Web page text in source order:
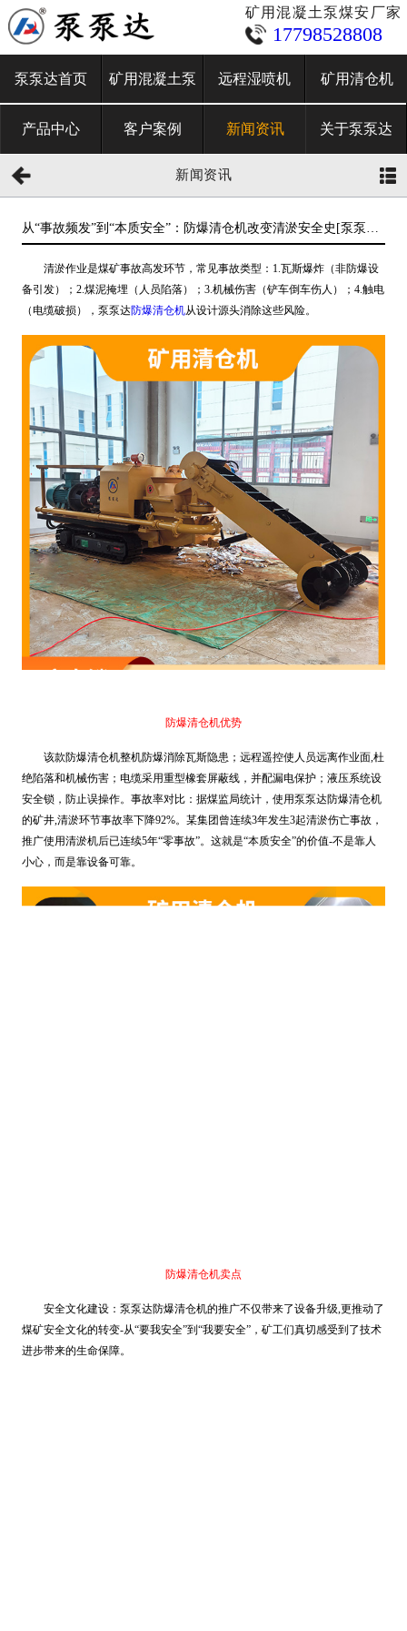
矿用混凝土泵煤安厂家
17798528808
泵泵达首页 矿用混凝土泵 远程湿喷机 矿用清仓机
产品中心 客户案例 新闻资讯 关于泵泵达
新闻资讯
从“事故频发”到“本质安全”：防爆清仓机改变清淤安全史[泵泵
清淤作业是煤矿事故高发环节，常见事故类型：1.瓦斯爆炸（非防爆设
备引发）；2.煤泥掩埋（人员陷落）；3.机械伤害（铲车倒车伤人）；4.触电
（电缆破损），泵泵达防爆清仓机从设计源头消除这些风险。
防爆清仓机优势
该款防爆清仓机整机防爆消除瓦斯隐患；远程遥控使人员远离作业面,杜
绝陷落和机械伤害；电缆采用重型橡套屏蔽线，并配漏电保护；液压系统设
安全锁，防止误操作。事故率对比：据煤监局统计，使用泵泵达防爆清仓机
的矿井,清淤环节事故率下降92%。某集团曾连续3年发生3起清淤伤亡事故，
推广使用清淤机后已连续5年“零事故”。这就是“本质安全”的价值-不是靠人
小心，而是靠设备可靠。
防爆清仓机卖点
安全文化建设：泵泵达防爆清仓机的推广不仅带来了设备升级,更推动了
煤矿安全文化的转变-从“要我安全”到“我要安全”，矿工们真切感受到了技术
进步带来的生命保障。